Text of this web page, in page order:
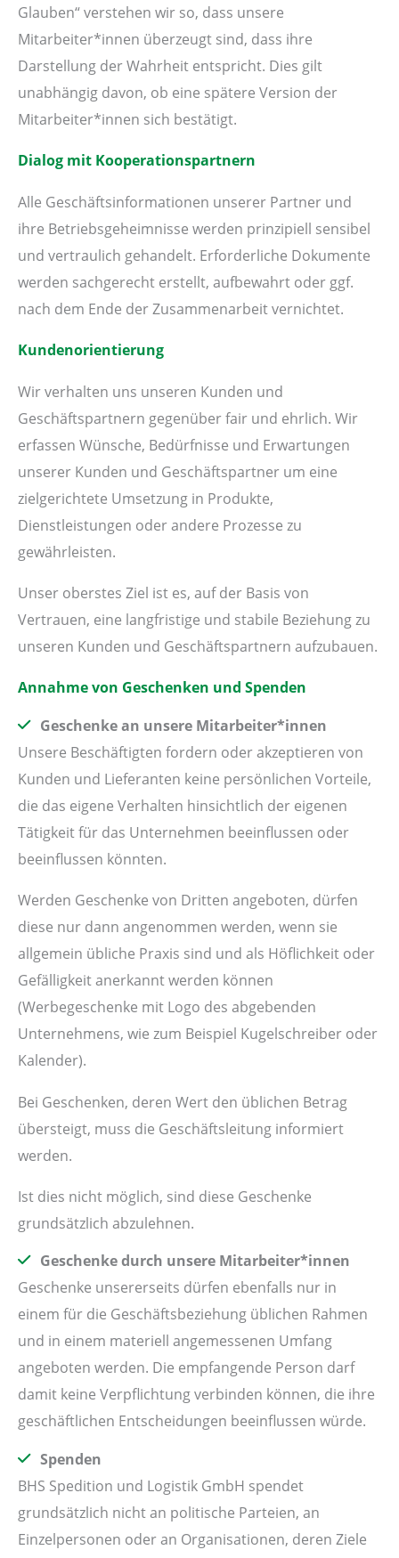
Glauben“ verstehen wir so, dass unsere
Mitarbeiter*innen überzeugt sind, dass ihre
Darstellung der Wahrheit entspricht. Dies gilt
unabhängig davon, ob eine spätere Version der
Mitarbeiter*innen sich bestätigt.
Dialog mit Kooperationspartnern
Alle Geschäftsinformationen unserer Partner und
ihre Betriebsgeheimnisse werden prinzipiell sensibel
und vertraulich gehandelt. Erforderliche Dokumente
werden sachgerecht erstellt, aufbewahrt oder ggf.
nach dem Ende der Zusammenarbeit vernichtet.
Kundenorientierung
Wir verhalten uns unseren Kunden und
Geschäftspartnern gegenüber fair und ehrlich. Wir
erfassen Wünsche, Bedürfnisse und Erwartungen
unserer Kunden und Geschäftspartner um eine
zielgerichtete Umsetzung in Produkte,
Dienstleistungen oder andere Prozesse zu
gewährleisten.
Unser oberstes Ziel ist es, auf der Basis von
Vertrauen, eine langfristige und stabile Beziehung zu
unseren Kunden und Geschäftspartnern aufzubauen.
Annahme von Geschenken und Spenden
Geschenke an unsere Mitarbeiter*innen
Unsere Beschäftigten fordern oder akzeptieren von
Kunden und Lieferanten keine persönlichen Vorteile,
die das eigene Verhalten hinsichtlich der eigenen
Tätigkeit für das Unternehmen beeinflussen oder
beeinflussen könnten.
Werden Geschenke von Dritten angeboten, dürfen
diese nur dann angenommen werden, wenn sie
allgemein übliche Praxis sind und als Höflichkeit oder
Gefälligkeit anerkannt werden können
(Werbegeschenke mit Logo des abgebenden
Unternehmens, wie zum Beispiel Kugelschreiber oder
Kalender).
Bei Geschenken, deren Wert den üblichen Betrag
übersteigt, muss die Geschäftsleitung informiert
werden.
Ist dies nicht möglich, sind diese Geschenke
grundsätzlich abzulehnen.
Geschenke durch unsere Mitarbeiter*innen
Geschenke unsererseits dürfen ebenfalls nur in
einem für die Geschäftsbeziehung üblichen Rahmen
und in einem materiell angemessenen Umfang
angeboten werden. Die empfangende Person darf
damit keine Verpflichtung verbinden können, die ihre
geschäftlichen Entscheidungen beeinflussen würde.
Spenden
BHS Spedition und Logistik GmbH spendet
grundsätzlich nicht an politische Parteien, an
Einzelpersonen oder an Organisationen, deren Ziele